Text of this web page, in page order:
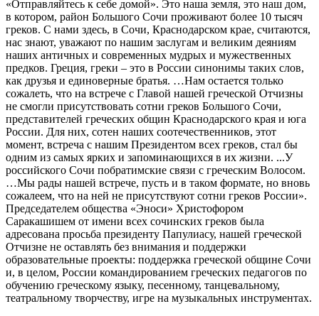
«Отправляйтесь к себе домой». Это наша земля, это наш дом,
в котором, район Большого Сочи проживают более 10 тысяч
греков. С нами здесь, в Сочи, Краснодарском крае, считаются,
нас знают, уважают по нашим заслугам и великим деяниям
наших античных и современных мудрых и мужественных
предков. Греция, греки – это в России синонимы таких слов,
как друзья и единоверные братья. …Нам остается только
сожалеть, что на встрече с Главой нашей греческой Отчизны
не смогли присутствовать сотни греков Большого Сочи,
представителей греческих общин Краснодарского края и юга
России. Для них, сотен наших соотечественников, этот
момент, встреча с нашим Президентом всех греков, стал бы
одним из самых ярких и запоминающихся в их жизни. ...У
российского Сочи побратимские связи с греческим Волосом.
…Мы рады нашей встрече, пусть и в таком формате, но вновь
сожалеем, что на ней не присутствуют сотни греков России».
Председателем общества «Эноси» Христофором
Саракашишем от имени всех сочинских греков была
адресована просьба президенту Папулиасу, нашей греческой
Отчизне не оставлять без внимания и поддержки
образовательные проекты: поддержка греческой общине Сочи
и, в целом, России командированием греческих педагогов по
обучению греческому языку, песенному, танцевальному,
театральному творчеству, игре на музыкальных инструментах.